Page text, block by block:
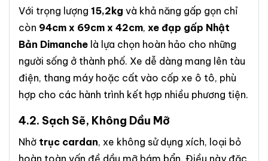
Với trọng lượng 15,2kg và khả năng gấp gọn chỉ
còn 94cm x 69cm x 42cm, xe đạp gấp Nhật
Bản Dimanche là lựa chọn hoàn hảo cho những
người sống ở thành phố. Xe dễ dàng mang lên tàu
điện, thang máy hoặc cất vào cốp xe ô tô, phù
hợp cho các hành trình kết hợp nhiều phương tiện.
4.2. Sạch Sẽ, Không Dầu Mỡ
Nhờ trục cardan, xe không sử dụng xích, loại bỏ